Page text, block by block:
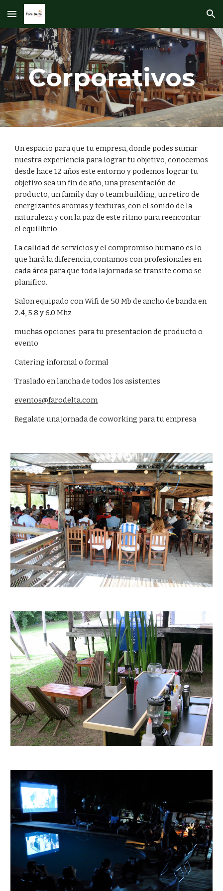
Skip to main content Skip to navigation
Corporativos
Un espacio para que tu empresa, donde podes sumar
nuestra experiencia para lograr tu objetivo, conocemos
desde hace 12 años este entorno y podemos lograr tu
objetivo sea un fin de año, una presentación de
producto, un family day o team building, un retiro de
energizantes aromas y texturas, con el sonido de la
naturaleza y con la paz de este ritmo para reencontar
el equilibrio.
La calidad de servicios y el compromiso humano es lo
que hará la diferencia, contamos con profesionales en
cada área para que toda la jornada se transite como se
planifico.
Salon equipado con Wifi de 50 Mb de ancho de banda en
2.4, 5.8 y 6.0 Mhz
muchas opciones para tu presentacion de producto o
evento
Catering informal o formal
Traslado en lancha de todos los asistentes
eventos@farodelta.com
Regalate una jornada de coworking para tu empresa